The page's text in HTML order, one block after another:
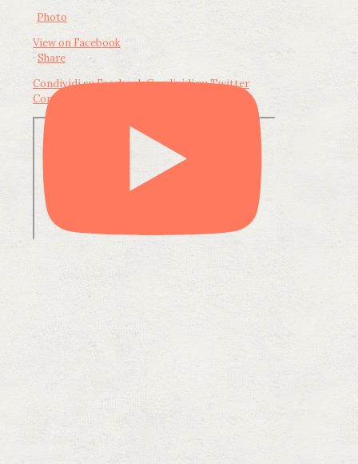
Photo
View on Facebook
· Share
Condividi su FacebookCondividi su Twitter
Condividi su LinkedIn